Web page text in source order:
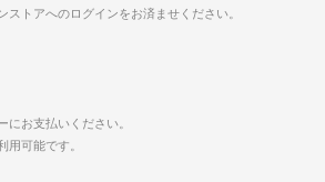
ストアへのログインをお済ませください。
にお支払いください。
用可能です。